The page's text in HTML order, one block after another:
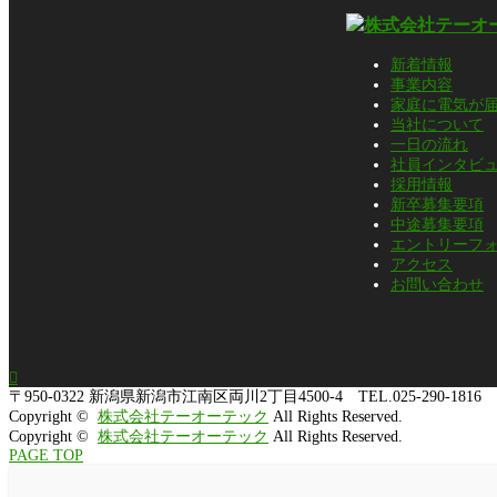
新着情報
事業内容
家庭に電気が
当社について
一日の流れ
社員インタビ
採用情報
新卒募集要項
中途募集要項
エントリーフ
アクセス
お問い合わせ

〒950-0322 新潟県新潟市江南区両川2丁目4500-4 TEL.025-290-1816
Copyright © 株式会社テーオーテック All Rights Reserved.
Copyright © 株式会社テーオーテック All Rights Reserved.
PAGE TOP